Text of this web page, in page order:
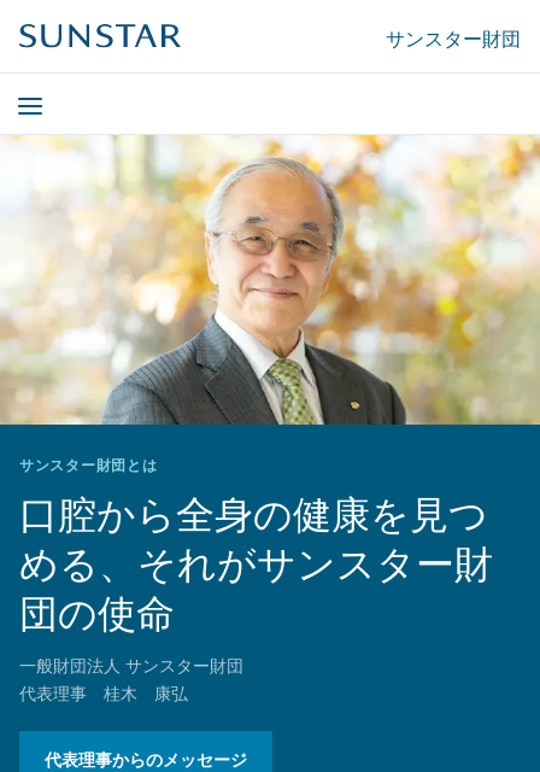
サンスター財団
サンスター財団とは
口腔から全身の健康を見つ
める、それがサンスター財
団の使命
一般財団法人 サンスター財団
代表理事 桂木 康弘
代表理事からのメッセージ